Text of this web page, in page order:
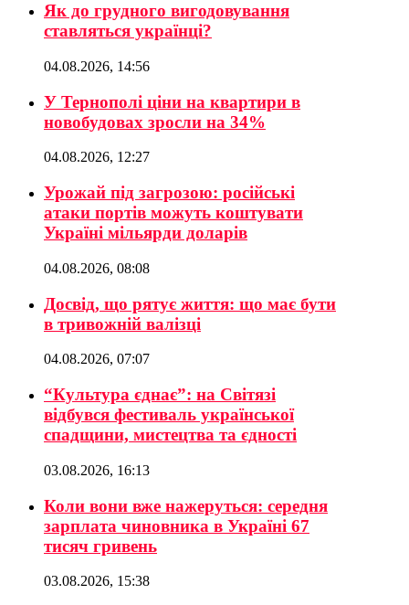
Як до грудного вигодовування
ставляться українці?
04.08.2026, 14:56
У Тернополі ціни на квартири в
новобудовах зросли на 34%
04.08.2026, 12:27
Урожай під загрозою: російські
атаки портів можуть коштувати
Україні мільярди доларів
04.08.2026, 08:08
Досвід, що рятує життя: що має бути
в тривожній валізці
04.08.2026, 07:07
“Культура єднає”: на Світязі
відбувся фестиваль української
спадщини, мистецтва та єдності
03.08.2026, 16:13
Коли вони вже нажеруться: середня
зарплата чиновника в Україні 67
тисяч гривень
03.08.2026, 15:38